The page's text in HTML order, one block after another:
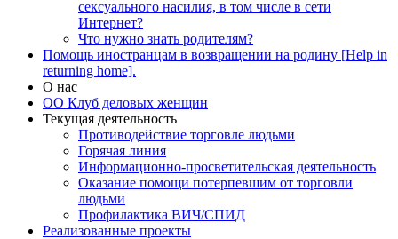
сексуального насилия, в том числе в сети
Интернет?
Что нужно знать родителям?
Помощь иностранцам в возвращении на родину [Help in
returning home].
О нас
ОО Клуб деловых женщин
Текущая деятельность
Противодействие торговле людьми
Горячая линия
Информационно-просветительская деятельность
Оказание помощи потерпевшим от торговли
людьми
Профилактика ВИЧ/СПИД
Реализованные проекты